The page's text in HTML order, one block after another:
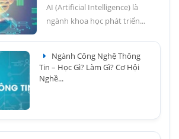
AI (Artificial Intelligence) là
ngành khoa học phát triển...
Ngành Công Nghệ Thông
Tin – Học Gì? Làm Gì? Cơ Hội
Nghề...